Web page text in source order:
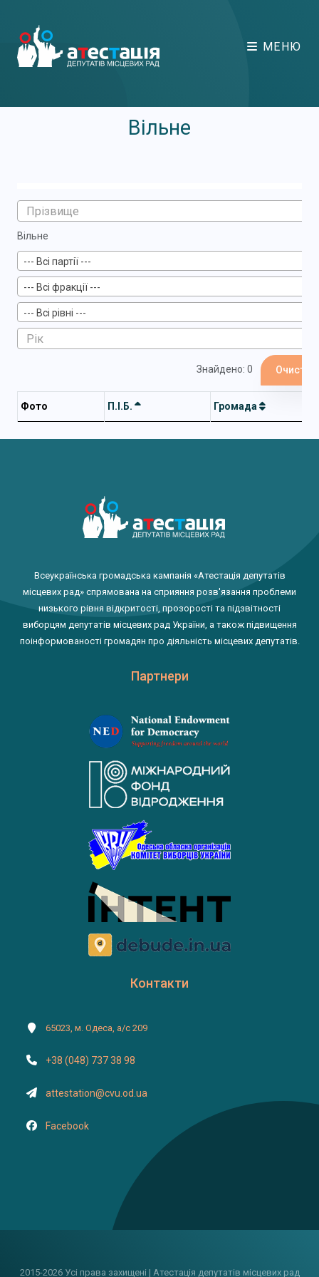
МЕНЮ
Вільне
Вільне
--- Всі партії ---
--- Всі фракції ---
--- Всі рівні ---
Знайдено: 0
Фото П.І.Б. Громада
Всеукраїнська громадська кампанія «Атестація депутатів
місцевих рад» спрямована на сприяння розв'язання проблеми
низького рівня відкритості, прозорості та підзвітності
виборцям депутатів місцевих рад України, а також підвищення
поінформованості громадян про діяльність місцевих депутатів.
Партнери
Контакти
65023, м. Одеса, а/с 209
+38 (048) 737 38 98
attestation@cvu.od.ua
Facebook
2015-2026 Усі права захищені | Атестація депутатів місцевих рад